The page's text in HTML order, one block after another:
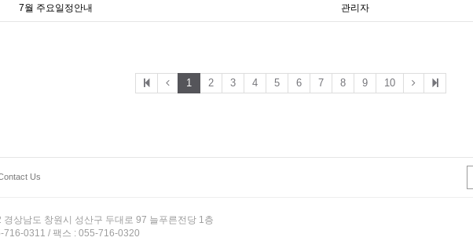
7월 주요일정안내 관리자
1 2 3 4 5 6 7 8 9 10
Us
경상남도 창원시 성산구 두대로 97 늘푸른전당 1층
716-0311 / 팩스 : 055-716-0320